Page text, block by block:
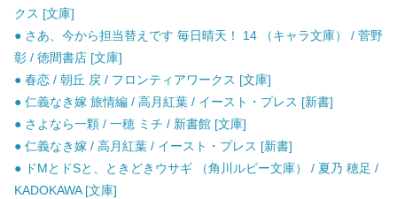
クス [文庫]
● さあ、今から担当替えです 毎日晴天！ 14 （キャラ文庫） / 菅野
彰 / 徳間書店 [文庫]
● 春恋 / 朝丘 戻 / フロンティアワークス [文庫]
● 仁義なき嫁 旅情編 / 高月紅葉 / イースト・プレス [新書]
● さよなら一顆 / 一穂 ミチ / 新書館 [文庫]
● 仁義なき嫁 / 高月紅葉 / イースト・プレス [新書]
● ドMとドSと、ときどきウサギ （角川ルビー文庫） / 夏乃 穂足 /
KADOKAWA [文庫]